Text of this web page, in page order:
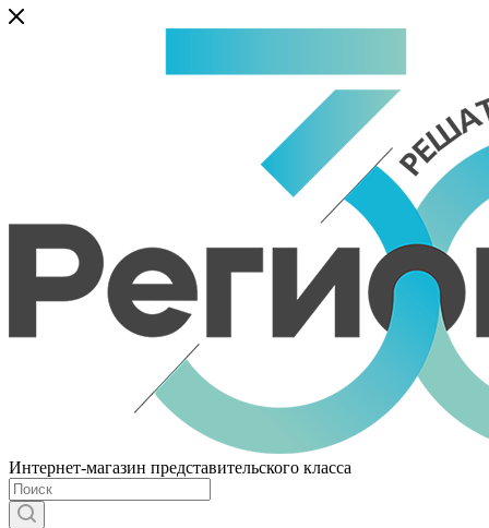
Интернет-магазин представительского класса